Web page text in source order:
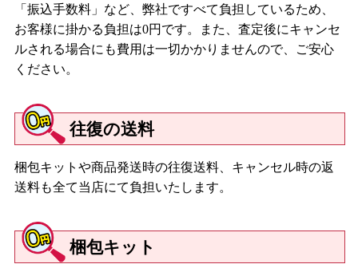
「振込手数料」など、弊社ですべて負担しているため、
お客様に掛かる負担は0円です。また、査定後にキャンセ
ルされる場合にも費用は一切かかりませんので、ご安心
ください。
往復の送料
梱包キットや商品発送時の往復送料、キャンセル時の返
送料も全て当店にて負担いたします。
梱包キット